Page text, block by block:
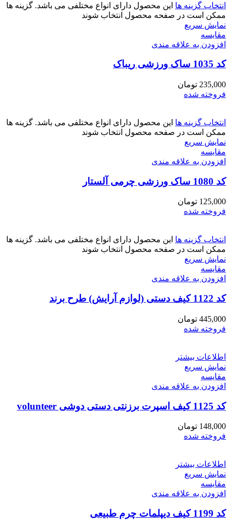
انتخاب گزینه ها این محصول دارای انواع مختلفی می باشد. گزینه ها
ممکن است در صفحه محصول انتخاب شوند
نمایش سریع
مقايسه
افزودن به علاقه مندی
کد 1035 ساک ورزشی ریباک
235,000 تومان
فروخته شده
انتخاب گزینه ها این محصول دارای انواع مختلفی می باشد. گزینه ها
ممکن است در صفحه محصول انتخاب شوند
نمایش سریع
مقايسه
افزودن به علاقه مندی
کد 1080 ساک ورزشی چرمی آلستار
125,000 تومان
فروخته شده
انتخاب گزینه ها این محصول دارای انواع مختلفی می باشد. گزینه ها
ممکن است در صفحه محصول انتخاب شوند
نمایش سریع
مقايسه
افزودن به علاقه مندی
کد 1122 کیف دستی (لوازم آرایش) طرح برند
445,000 تومان
فروخته شده
اطلاعات بیشتر
نمایش سریع
مقايسه
افزودن به علاقه مندی
کد 1125 کیف اسپرت برزنتی دستی دوشی volunteer
148,000 تومان
فروخته شده
اطلاعات بیشتر
نمایش سریع
مقايسه
افزودن به علاقه مندی
کد 1199 کیف دیپلمات چرم طبیعی